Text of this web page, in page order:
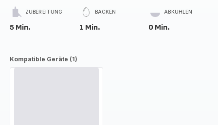
ZUBEREITUNG
5 Min.
BACKEN
1 Min.
ABKÜHLEN
0 Min.
Kompatible Geräte (1)